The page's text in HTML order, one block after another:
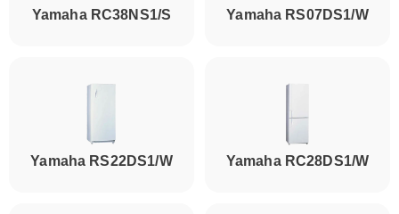
Yamaha RC38NS1/S Yamaha RS07DS1/W
Yamaha RS22DS1/W Yamaha RC28DS1/W